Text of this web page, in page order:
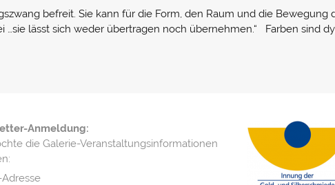
befreit. Sie kann für die Form, den Raum und die
…sie lässt sich weder übertragen noch übernehmen.“ Farben sind
Anmeldung:
die Galerie-Veranstaltungsinformationen